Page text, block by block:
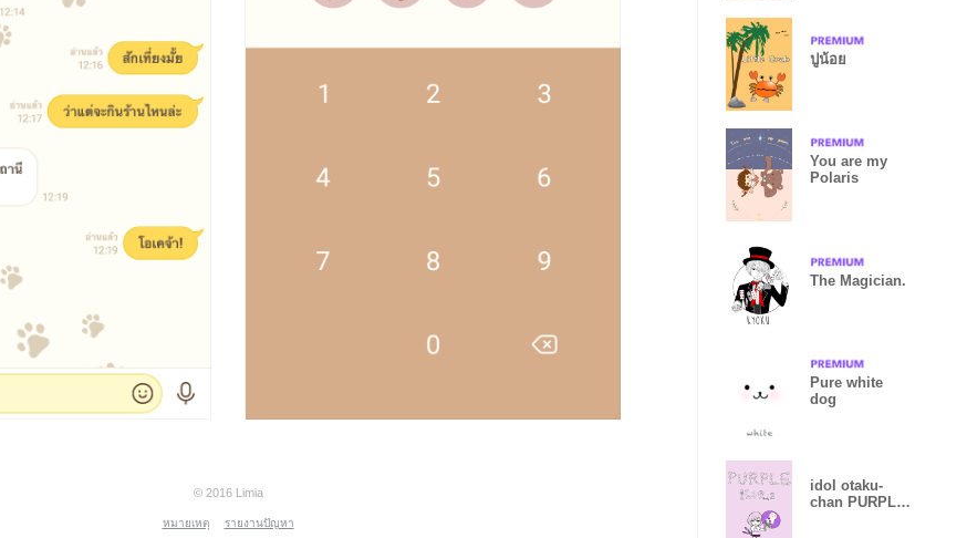
© 2016 Limia
หมายเหตุ รายงานปัญหา
ปูน้อย
You are my
Polaris
The Magician.
Pure white
dog
idol otaku-
chan PURPLE